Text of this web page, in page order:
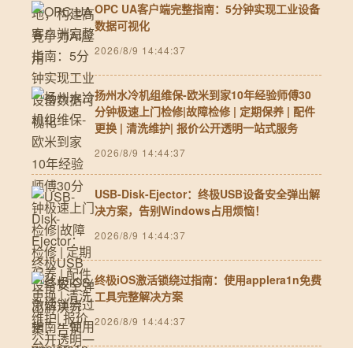
OPC UA客户端完整指南：5分钟实现工业设备
数据可视化
2026/8/9 14:44:37
扬州水冷机组维保-欧米到家10年经验师傅30
分钟极速上门检修|故障检修 | 定期保养 | 配件
更换 | 清洗维护| 报价公开透明一站式服务
2026/8/9 14:44:37
USB-Disk-Ejector：终极USB设备安全弹出解
决方案，告别Windows占用烦恼！
2026/8/9 14:44:37
终极iOS激活锁绕过指南：使用applera1n免费
工具完整解决方案
2026/8/9 14:44:37